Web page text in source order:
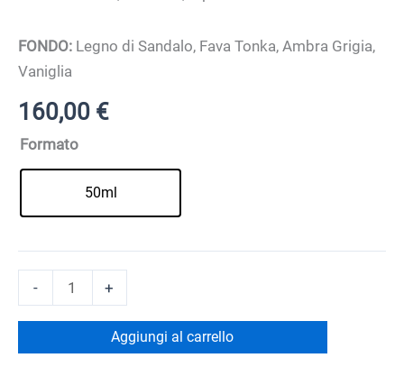
FONDO: Legno di Sandalo, Fava Tonka, Ambra Grigia,
Vaniglia
160,00 €
Formato
50ml
-
SUNDOWNER
-
De
+
Aggiungi al carrello